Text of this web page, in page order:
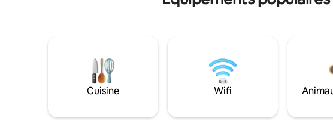
Cuisine Wifi